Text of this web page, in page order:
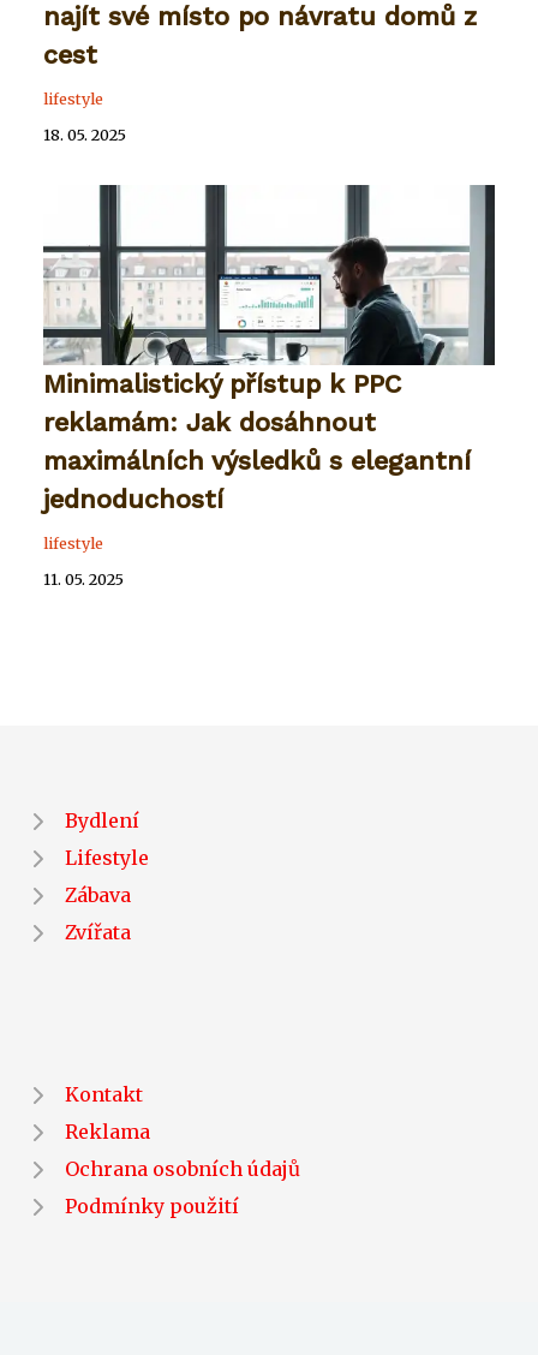
najít své místo po návratu domů z
cest
lifestyle
18. 05. 2025
Minimalistický přístup k PPC
reklamám: Jak dosáhnout
maximálních výsledků s elegantní
jednoduchostí
lifestyle
11. 05. 2025
Bydlení
Lifestyle
Zábava
Zvířata
Kontakt
Reklama
Ochrana osobních údajů
Podmínky použití